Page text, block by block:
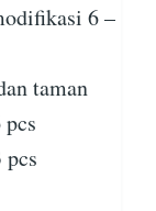
6 –
taman